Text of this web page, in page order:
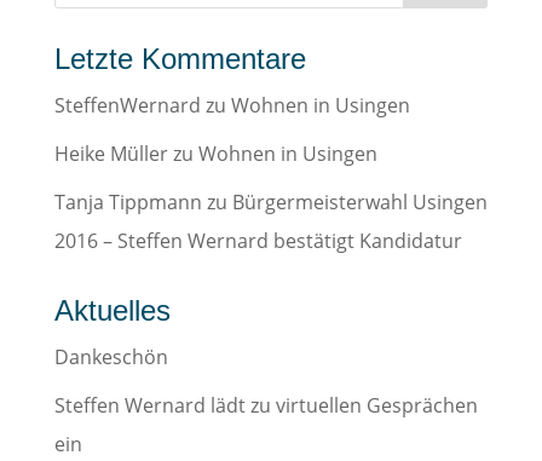
Letzte Kommentare
SteffenWernard zu Wohnen in Usingen
Heike Müllerzu Wohnen in Usingen
Tanja Tippmann zu Bürgermeisterwahl Usingen
2016 – Steffen Wernard bestätigt Kandidatur
Aktuelles
Dankeschön
Steffen Wernard lädt zu virtuellen Gesprächen
ein